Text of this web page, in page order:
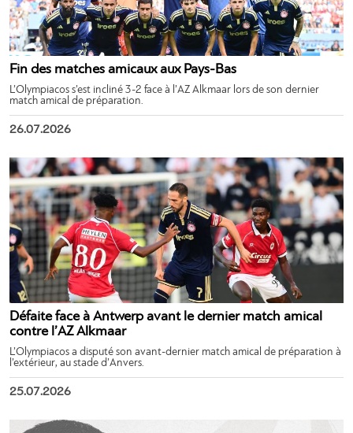
Fin des matches amicaux aux Pays-Bas
L’Olympiacos s’est incliné 3-2 face à l’AZ Alkmaar lors de son dernier
match amical de préparation.
26.07.2026
Défaite face à Antwerp avant le dernier match amical
contre l’AZ Alkmaar
L’Olympiacos a disputé son avant-dernier match amical de préparation à
l’extérieur, au stade d’Anvers.
25.07.2026